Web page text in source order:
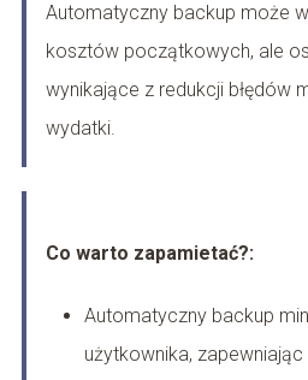
Automatyczny backup może
kosztów początkowych, ale
wynikające z redukcji błędów
wydatki.
Co warto zapamietać?:
Automatyczny backup
użytkownika, zapewniając